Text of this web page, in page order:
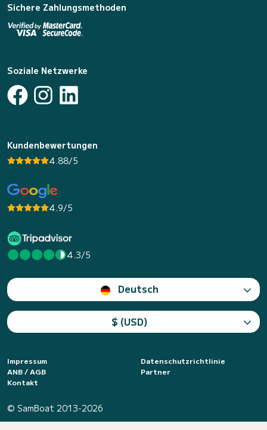
Sichere Zahlungsmethoden
Soziale Netzwerke
Kundenbewertungen
4.88/5
4.9/5
4.3/5
Deutsch
$ (USD)
Impressum
Datenschutzrichtlinie
ANB / AGB
Partner
Kontakt
© SamBoat 2013-2026